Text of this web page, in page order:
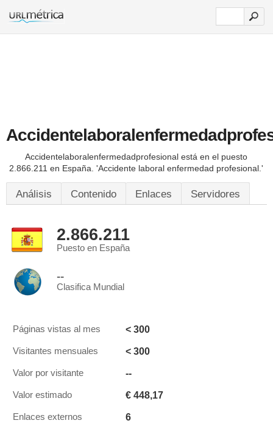
Accidentelaboralenfermedadprofesional está en el puesto
2.866.211 en España.'Accidente laboral enfermedad profesional.'
Análisis Contenido Enlaces Servidores
2.866.211
Puesto en España
--
Clasifica Mundial
Páginas vistas al mes < 300
Visitantes mensuales < 300
Valor por visitante --
Valor estimado € 448,17
Enlaces externos 6